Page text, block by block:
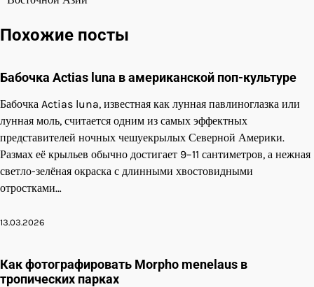
Похожие посты
Бабочка Actias luna в американской поп-культуре
Бабочка Actias luna, известная как лунная павлиноглазка или
лунная моль, считается одним из самых эффектных
представителей ночных чешуекрылых Северной Америки.
Размах её крыльев обычно достигает 9–11 сантиметров, а нежная
светло-зелёная окраска с длинными хвостовидными
отростками…
13.03.2026
Как фотографировать Morpho menelaus в
тропических парках